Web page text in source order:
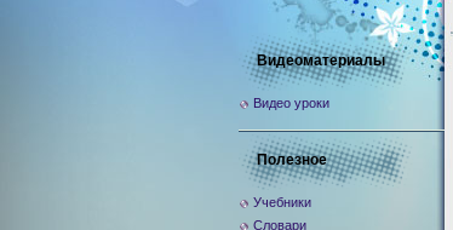
Видеоматериалы
Видео уроки
Полезное
Учебники
Словари